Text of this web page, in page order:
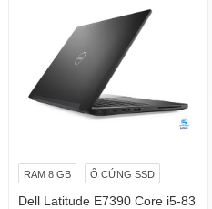
RAM 8 GB Ổ CỨNG SSD
Dell Latitude E7390 Core i5-83